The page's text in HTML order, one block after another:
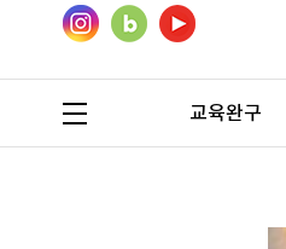
교육완구